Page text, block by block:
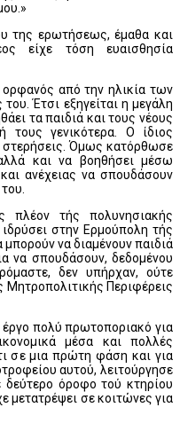
της ερωτήσεως, έμαθα και
είχε τόση ευαισθησία
ορφανός από την ηλικία των
Έτσι εξηγείται η μεγάλη
τα παιδιά και τους νέους
γενικότερα. Ο ίδιος
Όμως κατόρθωσε
και να βοηθήσει μέσω
ανέχειας να σπουδάσουν
πλέον τής πολυνησιακής
στην Ερμούπολη τής
να διαμένουν παιδιά
να σπουδάσουν, δεδομένου
δεν υπήρχαν, ούτε
Μητροπολιτικής Περιφέρεις
έργο πολύ πρωτοποριακό για
μέσα και πολλές
σε μια πρώτη φάση και για
αυτού, λειτούργησε
όροφο τού κτηρίου
σε κοιτώνες για